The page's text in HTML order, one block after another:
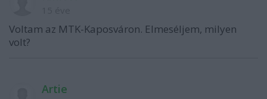
Voltam az MTK-Kaposváron. Elmeséljem, milyen
volt?
Artie